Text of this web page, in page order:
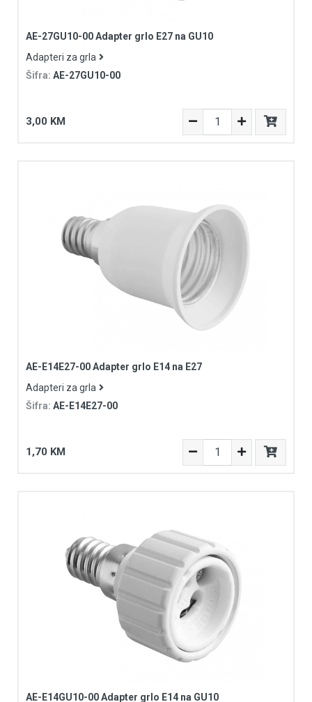
AE-27GU10-00 Adapter grlo E27 na GU10
Adapteri za grla
Šifra: AE-27GU10-00
3,00 KM
AE-E14E27-00 Adapter grlo E14 na E27
Adapteri za grla
Šifra: AE-E14E27-00
1,70 KM
AE-E14GU10-00 Adapter grlo E14 na GU10